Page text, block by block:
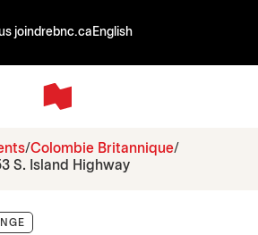
joindrebnc.ca English
Colombie Britannique
S. Island Highway